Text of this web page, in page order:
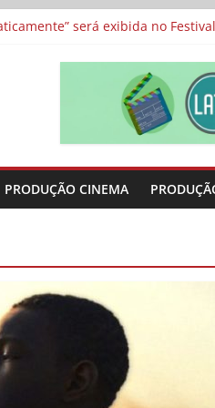
será exibida no
e divide prêmio principal entre
metragens sobre
“Os Feiticeiros Inocentes”
PRODUÇÃO CINEMA